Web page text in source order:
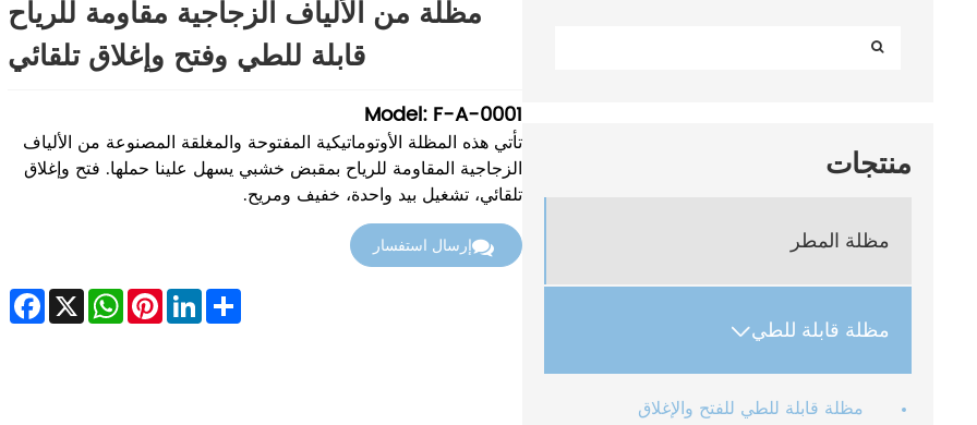
منتجات
مظلة المطر
مظلة قابلة للطي
مظلة قابلة للطي للفتح والإغلاق
مظلة من الألياف الزجاجية مقاومة للرياح
قابلة للطي وفتح وإغلاق تلقائي
Model: F-A-0001
تأتي هذه المظلة الأوتوماتيكية المفتوحة والمغلقة المصنوعة من الألياف
الزجاجية المقاومة للرياح بمقبض خشبي يسهل علينا حملها. فتح وإغلاق
تلقائي، تشغيل بيد واحدة، خفيف ومريح.
إرسال استفسار
X
WhatsAppPinterestLinkedIn Share